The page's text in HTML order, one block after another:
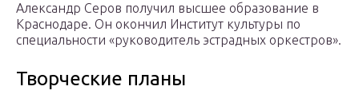
Александр Серов получил высшее образование в
Краснодаре. Он окончил Институт культуры по
специальности «руководитель эстрадных оркестров».
Творческие планы